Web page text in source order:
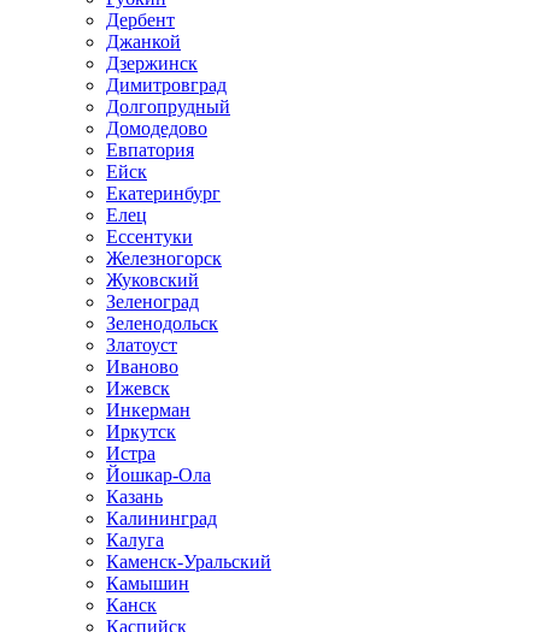
Дербент
Джанкой
Дзержинск
Димитровград
Долгопрудный
Домодедово
Евпатория
Ейск
Екатеринбург
Елец
Ессентуки
Железногорск
Жуковский
Зеленоград
Зеленодольск
Златоуст
Иваново
Ижевск
Инкерман
Иркутск
Истра
Йошкар-Ола
Казань
Калининград
Калуга
Каменск-Уральский
Камышин
Канск
Каспийск